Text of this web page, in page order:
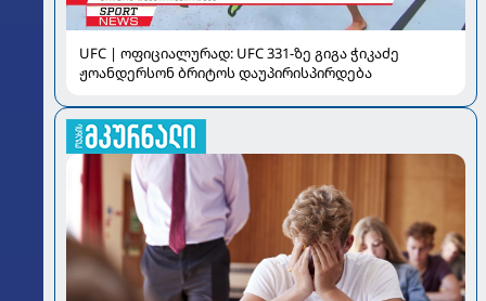
UFC | ოფიციალურად: UFC 331-ზე გიგა ჭიკაძე
ჟოანდერსონ ბრიტოს დაუპირისპირდება